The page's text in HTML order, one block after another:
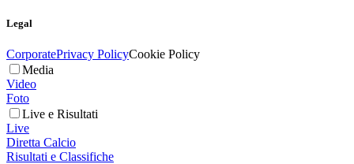
Legal
CorporatePrivacy PolicyCookie Policy
Media
Video
Foto
Live e Risultati
Live
Diretta Calcio
Risultati e Classifiche